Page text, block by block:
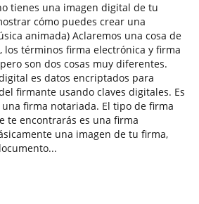
tienes una imagen digital de tu
cómo puedes crear una
animada) Aclaremos una cosa de
los términos firma electrónica y firma
son dos cosas muy diferentes.
es datos encriptados para
firmante usando claves digitales. Es
firma notariada. El tipo de firma
te encontrarás es una firma
una imagen de tu firma,